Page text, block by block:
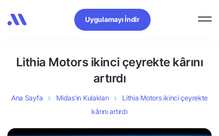
Uygulamayı İndir
Lithia Motors ikinci çeyrekte kârını
artırdı
Ana Sayfa Midas’ın Kulakları
Lithia Motors ikinci çeyrekte
kârını artırdı